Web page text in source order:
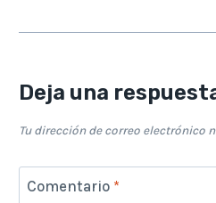
Deja una
Tu dirección de correo electrónico
Comentario *